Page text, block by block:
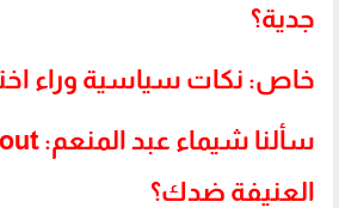
جدية؟
خاص: نكات سياسية وراء
العنيفة ضدك؟